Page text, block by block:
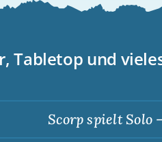
Tabletop und
Scorp spielt Solo –